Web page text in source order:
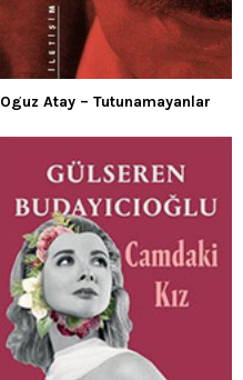
Oguz Atay – Tutunamayanlar